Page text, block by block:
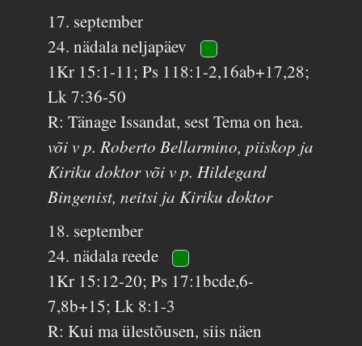
17. september
24. nädala neljapäev
1Kr 15:1-11; Ps 118:1-2,16ab+17,28;
Lk 7:36-50
R: Tänage Issandat, sest Tema on hea.
või v p. Roberto Bellarmino, piiskop ja
Kiriku doktor või v p. Hildegard
Bingenist, neitsi ja Kiriku doktor
18. september
24. nädala reede
1Kr 15:12-20; Ps 17:1bcde,6-
7,8b+15; Lk 8:1-3
R: Kui ma ülestõusen, siis näen